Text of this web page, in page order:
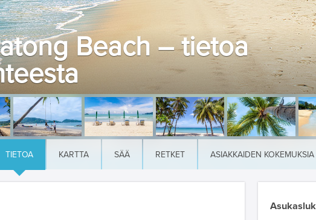
Beach – tietoa
TIETOA KARTTA SÄÄ RETKET ASIAKKAIDEN KOKEMUKSIA